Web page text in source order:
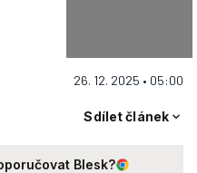
26. 12. 2025 • 05:00
Sdílet článek
Blesk?